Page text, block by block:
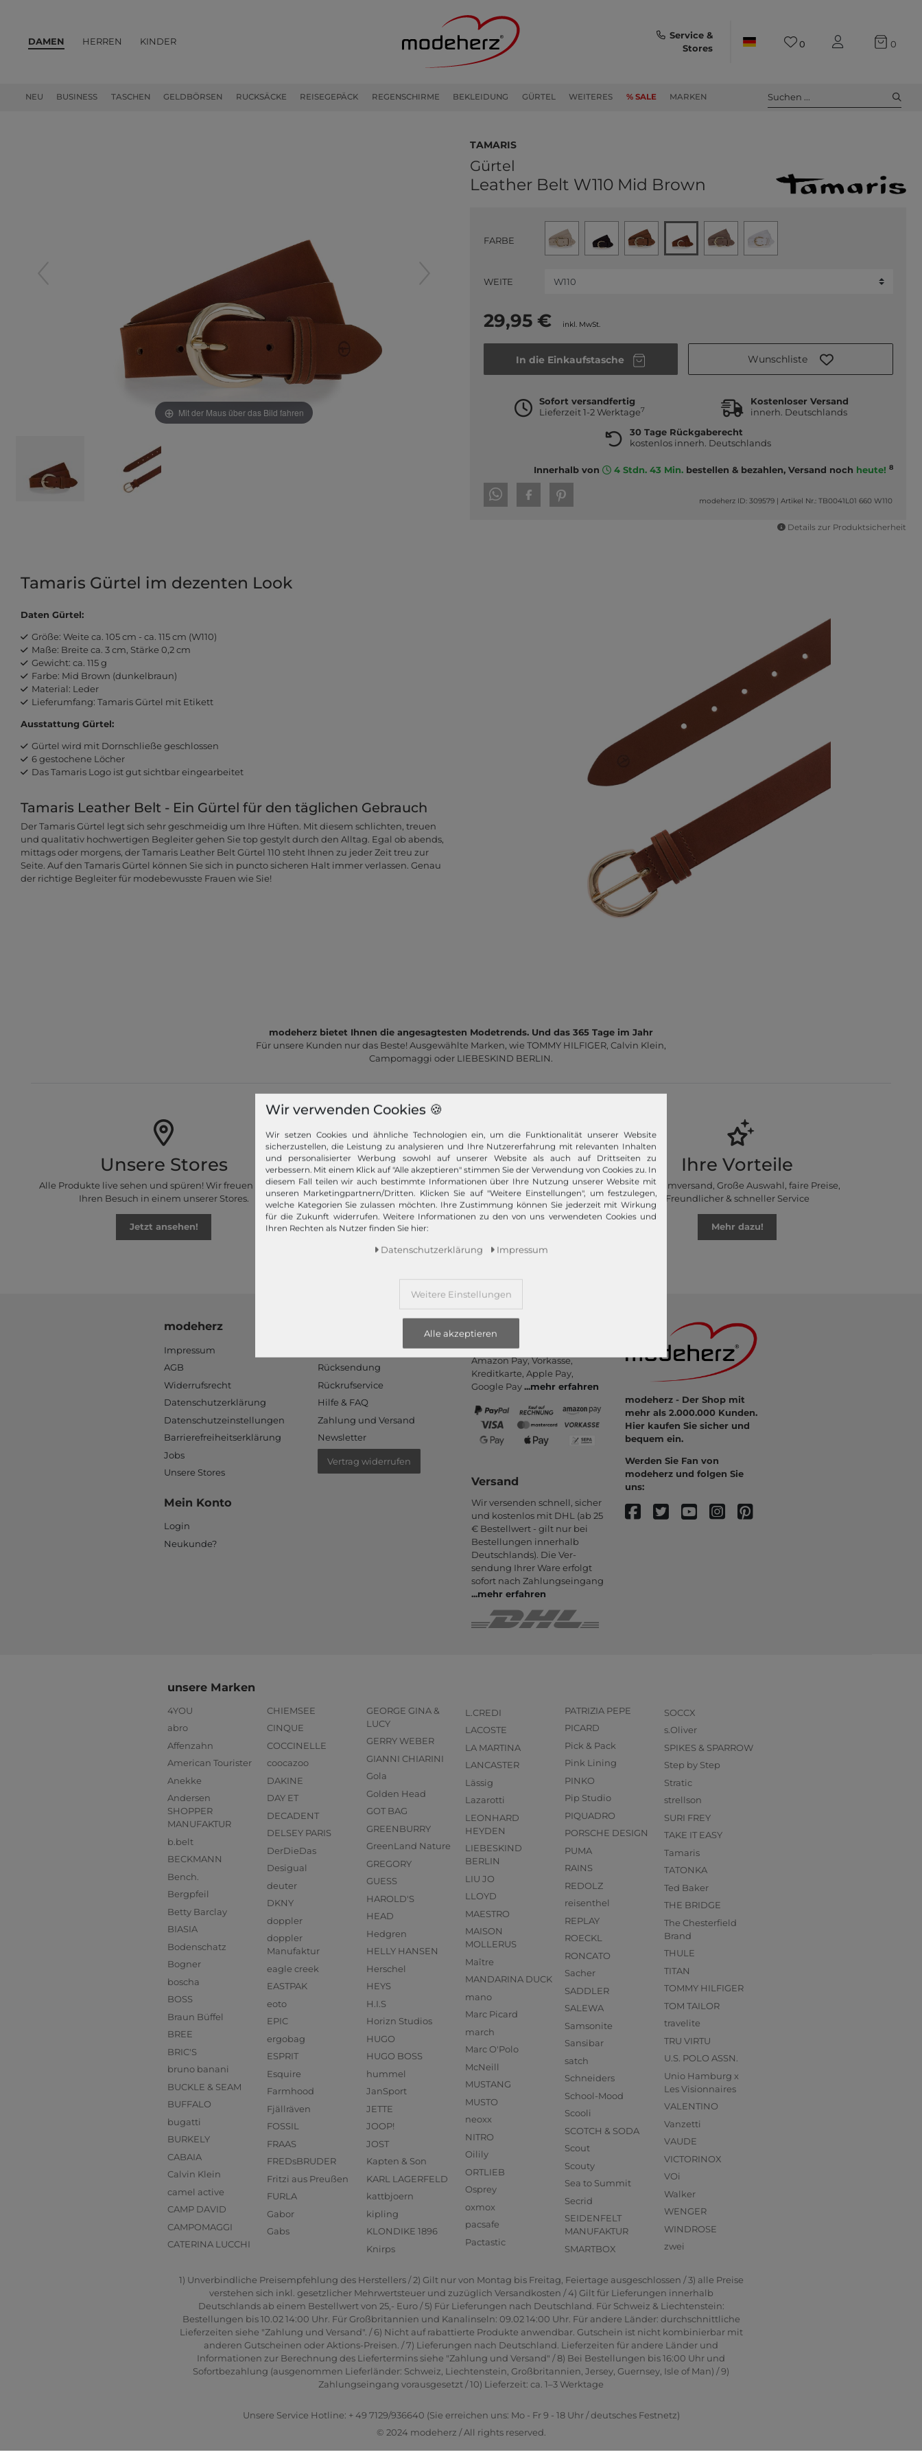
DAMEN
NEU BUSINESS TASCHEN GELDBÖRSEN RUCKSÄCKE REISEGEPÄCK REGENSCHIRME BEKLEIDUNG GÜRTEL WEITERES % SALE MARKEN
HERREN KINDER
Service &
Stores
0 0
Suchen ...
Mit der Maus über das Bild fahren
Tamaris
Gürtel
Leather Belt W110 Mid Brown
FARBE
WEITE
29,95 € inkl. MwSt.
In die Einkaufstasche Wunschliste
Sofort versandfertig
Lieferzeit 1-2 Werktage7
Kostenloser Versand
innerh. Deutschlands
30 Tage Rückgaberecht
kostenlos innerh. Deutschlands
Innerhalb von 4 Stdn. 43 Min.bestellen & bezahlen, Versand noch heute! 8
modeherz ID: 309579 |Artikel Nr.: TB0041L01 660 W110
Details zur Produktsicherheit
Tamaris Gürtel im dezenten Look
Daten Gürtel:
Größe: Weite ca. 105 cm - ca. 115 cm (W110)
Maße: Breite ca. 3 cm, Stärke 0,2 cm
Gewicht: ca. 115 g
Farbe: Mid Brown (dunkelbraun)
Material: Leder
Lieferumfang: Tamaris Gürtel mit Etikett
Ausstattung Gürtel:
Gürtel wird mit Dornschließe geschlossen
6 gestochene Löcher
Das Tamaris Logo ist gut sichtbar eingearbeitet
Tamaris Leather Belt - Ein Gürtel für den täglichen Gebrauch
Der Tamaris Gürtel legt sich sehr geschmeidig um Ihre Hüften. Mit diesem schlichten, treuen
und qualitativ hochwertigen Begleiter gehen Sie top gestylt durch den Alltag. Egal ob abends,
mittags oder morgens, der Tamaris Leather Belt Gürtel 110 steht Ihnen zu jeder Zeit treu zur
Seite. Auf den Tamaris Gürtel können Sie sich in puncto sicheren Halt immer verlassen. Genau
der richtige Begleiter für modebewusste Frauen wie Sie!
modeherz bietet Ihnen die angesagtesten Modetrends. Und das 365 Tage im Jahr
Für unsere Kunden nur das Beste! Ausgewählte Marken, wie TOMMY HILFIGER, Calvin Klein,
Campomaggi oder LIEBESKIND BERLIN.
Unsere Stores
Alle Produkte live sehen und spüren! Wir freuen uns auf
Ihren Besuch in einem unserer Stores.
Jetzt ansehen!
Schneller Versand!
Wir versenden Ihre Bestellung schnell per
Premiumversand.
Mehr dazu!
Ihre Vorteile
Premiumversand, Große Auswahl, faire Preise,
Freundlicher & schneller Service
Mehr dazu!
modeherz
Impressum
AGB
Widerrufsrecht
Datenschutzerklärung
Datenschutzeinstellungen
Barrierefreiheitserklärung
Jobs
Unsere Stores
Mein Konto
Login
Neukunde?
Rücksendung
Rückrufservice
Hilfe & FAQ
Zahlung und Versand
Newsletter
Vertrag widerrufen
PayPal, Kauf auf Rechnung,
Amazon Pay, Vor­kasse,
Kredit­karte, Apple Pay,
Google Pay...mehr erfahren
Versand
Wir versenden schnell, sicher
und kostenlos mit DHL (ab 25
€ Bestell­wert - gilt nur bei
Bestel­lungen inner­halb
Deutsch­lands). Die Ver­
sendung Ihrer Ware er­folgt
sofort nach Zahlungs­eingang
...mehr erfahren
modeherz - Der Shop mit
mehr als 2.000.000 Kunden.
Hier kaufen Sie sicher und
bequem ein.
Werden Sie Fan von
modeherz und folgen Sie
uns:
unsere Marken
4YOU
abro
Affenzahn
American Tourister
Anekke
Andersen
SHOPPER
MANUFAKTUR
b.belt
BECKMANN
Bench.
Bergpfeil
Betty Barclay
BIASIA
Bodenschatz
Bogner
boscha
BOSS
Braun Büffel
BREE
BRIC'S
bruno banani
BUCKLE & SEAM
BUFFALO
bugatti
BURKELY
CABAIA
Calvin Klein
camel active
CAMP DAVID
CAMPOMAGGI
CATERINA LUCCHI
CHIEMSEE
CINQUE
COCCINELLE
coocazoo
DAKINE
DAY ET
DECADENT
DELSEY PARIS
DerDieDas
Desigual
deuter
DKNY
doppler
doppler
Manufaktur
eagle creek
EASTPAK
eoto
EPIC
ergobag
ESPRIT
Esquire
Farmhood
Fjällräven
FOSSIL
FRAAS
FREDsBRUDER
Fritzi aus Preußen
FURLA
Gabor
Gabs
GEORGE GINA &
LUCY
GERRY WEBER
GIANNI CHIARINI
Gola
Golden Head
GOT BAG
GREENBURRY
GreenLand Nature
GREGORY
GUESS
HAROLD'S
HEAD
Hedgren
HELLY HANSEN
Herschel
HEYS
H.I.S
Horizn Studios
HUGO
HUGO BOSS
hummel
JanSport
JETTE
JOOP!
JOST
Kapten & Son
KARL LAGERFELD
kattbjoern
kipling
KLONDIKE 1896
Knirps
L.CREDI
LACOSTE
LA MARTINA
LANCASTER
Lässig
Lazarotti
LEONHARD
HEYDEN
LIEBESKIND
BERLIN
LIU JO
LLOYD
MAESTRO
MAISON
MOLLERUS
Maître
MANDARINA DUCK
mano
Marc Picard
march
Marc O'Polo
McNeill
MUSTANG
MUSTO
neoxx
NITRO
Oilily
ORTLIEB
Osprey
oxmox
pacsafe
Pactastic
PATRIZIA PEPE
PICARD
Pick & Pack
Pink Lining
PINKO
Pip Studio
PIQUADRO
PORSCHE DESIGN
PUMA
RAINS
REDOLZ
reisenthel
REPLAY
ROECKL
RONCATO
Sacher
SADDLER
SALEWA
Samsonite
Sansibar
satch
Schneiders
School-Mood
Scooli
SCOTCH & SODA
Scout
Scouty
Sea to Summit
Secrid
SEIDENFELT
MANUFAKTUR
SMARTBOX
SOCCX
s.Oliver
SPIKES & SPARROW
Step by Step
Stratic
strellson
SURI FREY
TAKE IT EASY
Tamaris
TATONKA
Ted Baker
THE BRIDGE
The Chesterfield
Brand
THULE
TITAN
TOMMY HILFIGER
TOM TAILOR
travelite
TRU VIRTU
U.S. POLO ASSN.
Unio Hamburg x
Les Visionnaires
VALENTINO
Vanzetti
VAUDE
VICTORINOX
VOi
Walker
WENGER
WINDROSE
zwei
1) Unverbindliche Preisempfehlung des Herstellers / 2) Gilt nur von Montag bis Freitag, Feiertage ausgeschlossen / 3) alle Preise
verstehen sich inkl. gesetzlicher Mehrwertsteuer und zuzüglich Versandkosten / 4) Gilt für Lieferungen innerhalb
Deutschlands ab einem Bestellwert von 25,- Euro / 5) Für Lieferungen nach Deutschland. Für Schweiz & Liechtenstein:
Bestellungen bis 10.02 14:00 Uhr. Für Großbritannien und Kanalinseln: 09.02 14:00 Uhr. Für andere Länder: durchschnittliche
Lieferzeiten siehe "Zahlung und Versand". / 6) Nicht auf rabattierte Produkte anwendbar. Gutschein ist nicht kombinierbar mit
anderen Gutscheinen oder Aktions-Preisen. / 7) Lieferungen nach Deutschland. Lieferzeiten für andere Länder und
Informationen zur Berechnung des Liefertermins siehe "Zahlung und Versand" / 8) Bei Bestellungen bis 16:00 Uhr und
Sofortbezahlung (ausgenommen Lieferländer: Schweiz, Liechtenstein, Großbritannien, Jersey, Guernsey, Isle of Man) / 9)
Zahlungseingang vorausgesetzt / 10) Lieferzeit: ca. 1–3 Werktage
Unsere Service Hotline: + 49 7129/936640 (Sie erreichen uns: Mo - Fr 9 - 18 Uhr / deutsches Festnetz)
© 2024 modeherz / All rights reserved.
Wir verwenden Cookies 🍪
Wir setzen Cookies und ähnliche Technologien ein, um die Funktionalität unserer Website
sicherzustellen, die Leistung zu analysieren und Ihre Nutzererfahrung mit relevanten Inhalten
und personalisierter Werbung sowohl auf unserer Website als auch auf Drittseiten zu
verbessern. Mit einem Klick auf "Alle akzeptieren" stimmen Sie der Verwendung von Cookies zu. In
diesem Fall teilen wir auch bestimmte Informationen über Ihre Nutzung unserer Website mit
unseren Marketingpartnern/Dritten. Klicken Sie auf "Weitere Einstellungen", um festzulegen,
welche Kategorien Sie zulassen möchten. Ihre Zustimmung können Sie jederzeit mit Wirkung
für die Zukunft widerrufen. Weitere Informationen zu den von uns verwendeten Cookies und
Ihren Rechten als Nutzer finden Sie hier:
Daten­schutz­erklärung Impressum
Weitere Einstellungen
Alle akzeptieren